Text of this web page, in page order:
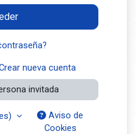
nueva cuenta
invitada
Aviso de
Cookies